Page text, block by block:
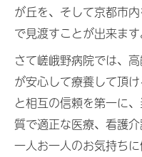
が丘を、そして京都市
で見渡すことが出来ます
さて嵯峨野病院では、
が安心して療養して頂
と相互の信頼を第一に
質で適正な医療、看護
一人お一人のお気持ち